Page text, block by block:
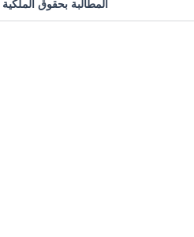
المطالبة بحقوق الملكية